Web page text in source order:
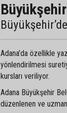
Adana’da özellikle
yönlendirilmesi
kursları veriliyor.
Adana Büyükşehir
düzenlenen ve